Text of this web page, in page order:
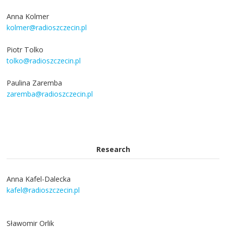
Anna Kolmer
kolmer@radioszczecin.pl
Piotr Tolko
tolko@radioszczecin.pl
Paulina Zaremba
zaremba@radioszczecin.pl
Research
Anna Kafel-Dalecka
kafel@radioszczecin.pl
Sławomir Orlik